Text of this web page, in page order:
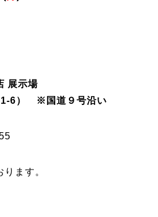
展示場
1-6） ※国道９号沿い
ます。